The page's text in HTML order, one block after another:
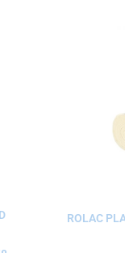
ROLAC